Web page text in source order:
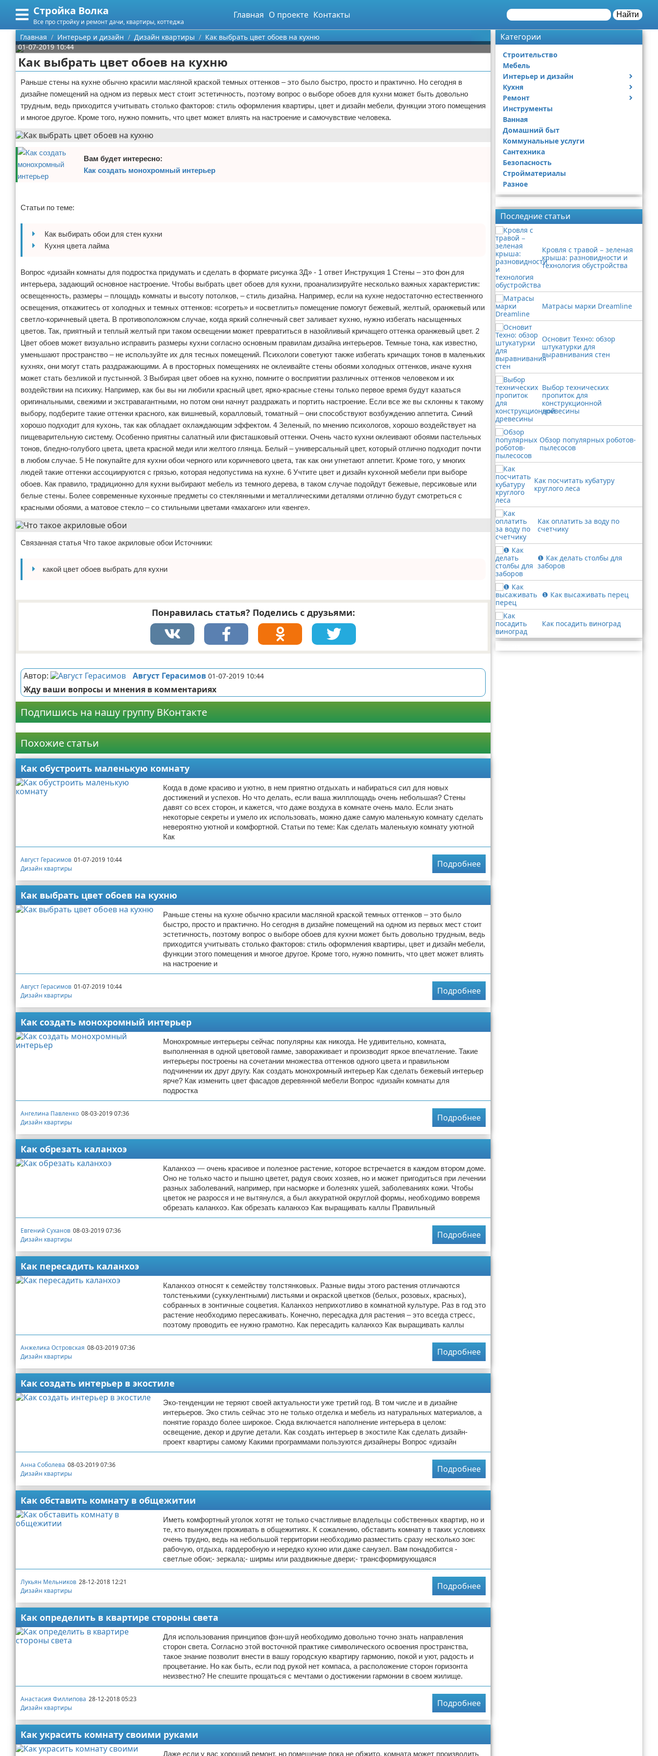
Стройка Волка
Все про стройку и ремонт дачи, квартиры, коттеджа
Главная О проекте Контакты Найти
Меню
Главная
Категории
Строительство
Мебель
Интерьер и дизайн
Дизайн квартиры
Посуда
Ремонт
Ремонт квартиры
Ванная
Домашний быт
Коммунальные услуги
Сантехника
Безопасность
Стройматериалы
Разное
Поиск
О проекте
Контакты
Размещение рекламы
Условия предоставления информации
Отказ от ответственности
Главная Интерьер и дизайн Дизайн квартиры
Как выбрать цвет обоев на кухню
01-07-2019 10:44
Как выбрать цвет обоев на кухню
Раньше стены на кухне обычно красили масляной краской темных оттенков – это было быстро, просто и практично. Но сегодня в
дизайне помещений на одном из первых мест стоит эстетичность, поэтому вопрос о выборе обоев для кухни может быть довольно
трудным, ведь приходится учитывать столько факторов: стиль оформления квартиры, цвет и дизайн мебели, функции этого помещения
и многое другое. Кроме того, нужно помнить, что цвет может влиять на настроение и самочувствие человека.
Вам будет интересно:
Как создать монохромный интерьер
Статьи по теме:
Как выбирать обои для стен кухни
Кухня цвета лайма
Вопрос «дизайн комнаты для подростка придумать и сделать в формате рисунка 3Д» - 1 ответ Инструкция 1 Стены – это фон для
интерьера, задающий основное настроение. Чтобы выбрать цвет обоев для кухни, проанализируйте несколько важных характеристик:
освещенность, размеры – площадь комнаты и высоту потолков, – стиль дизайна. Например, если на кухне недостаточно естественного
освещения, откажитесь от холодных и темных оттенков: «согреть» и «осветлить» помещение помогут бежевый, желтый, оранжевый или
светло-коричневый цвета. В противоположном случае, когда яркий солнечный свет заливает кухню, нужно избегать насыщенных
цветов. Так, приятный и теплый желтый при таком освещении может превратиться в назойливый кричащего оттенка оранжевый цвет. 2
Цвет обоев может визуально исправить размеры кухни согласно основным правилам дизайна интерьеров. Темные тона, как известно,
уменьшают пространство – не используйте их для тесных помещений. Психологи советуют также избегать кричащих тонов в маленьких
кухнях, они могут стать раздражающими. А в просторных помещениях не оклеивайте стены обоями холодных оттенков, иначе кухня
может стать безликой и пустынной. 3 Выбирая цвет обоев на кухню, помните о восприятии различных оттенков человеком и их
воздействии на психику. Например, как бы вы ни любили красный цвет, ярко-красные стены только первое время будут казаться
оригинальными, свежими и экстравагантными, но потом они начнут раздражать и портить настроение. Если все же вы склонны к такому
выбору, подберите такие оттенки красного, как вишневый, коралловый, томатный – они способствуют возбуждению аппетита. Синий
хорошо подходит для кухонь, так как обладает охлаждающим эффектом. 4 Зеленый, по мнению психологов, хорошо воздействует на
пищеварительную систему. Особенно приятны салатный или фисташковый оттенки. Очень часто кухни оклеивают обоями пастельных
тонов, бледно-голубого цвета, цвета красной меди или желтого глянца. Белый – универсальный цвет, который отлично подходит почти
в любом случае. 5 Не покупайте для кухни обои черного или коричневого цвета, так как они угнетают аппетит. Кроме того, у многих
людей такие оттенки ассоциируются с грязью, которая недопустима на кухне. 6 Учтите цвет и дизайн кухонной мебели при выборе
обоев. Как правило, традиционно для кухни выбирают мебель из темного дерева, в таком случае подойдут бежевые, персиковые или
белые стены. Более современные кухонные предметы со стеклянными и металлическими деталями отлично будут смотреться с
красными обоями, а матовое стекло – со стильными цветами «махагон» или «венге».
Связанная статья Что такое акриловые обои Источники:
какой цвет обоев выбрать для кухни
Понравилась статья? Поделись с друзьями:
Автор: Август Герасимов 01-07-2019 10:44
Жду ваши вопросы и мнения в комментариях
Подпишись на нашу группу ВКонтакте
Похожие статьи
Как обустроить маленькую комнату
Когда в доме красиво и уютно, в нем приятно отдыхать и набираться сил для новых
достижений и успехов. Но что делать, если ваша жилплощадь очень небольшая? Стены
давят со всех сторон, и кажется, что даже воздуха в комнате очень мало. Если знать
некоторые секреты и умело их использовать, можно даже самую маленькую комнату сделать
невероятно уютной и комфортной. Статьи по теме: Как сделать маленькую комнату уютной
Как
Август Герасимов 01-07-2019 10:44
Дизайн квартиры
Подробнее
Как выбрать цвет обоев на кухню
Раньше стены на кухне обычно красили масляной краской темных оттенков – это было
быстро, просто и практично. Но сегодня в дизайне помещений на одном из первых мест стоит
эстетичность, поэтому вопрос о выборе обоев для кухни может быть довольно трудным, ведь
приходится учитывать столько факторов: стиль оформления квартиры, цвет и дизайн мебели,
функции этого помещения и многое другое. Кроме того, нужно помнить, что цвет может влиять
на настроение и
Август Герасимов 01-07-2019 10:44
Дизайн квартиры
Подробнее
Как создать монохромный интерьер
Монохромные интерьеры сейчас популярны как никогда. Не удивительно, комната,
выполненная в одной цветовой гамме, завораживает и производит яркое впечатление. Такие
интерьеры построены на сочетании множества оттенков одного цвета и правильном
подчинении их друг другу. Как создать монохромный интерьер Как сделать бежевый интерьер
ярче? Как изменить цвет фасадов деревянной мебели Вопрос «дизайн комнаты для
подростка
Ангелина Павленко 08-03-2019 07:36
Дизайн квартиры
Подробнее
Как обрезать каланхоэ
Каланхоэ — очень красивое и полезное растение, которое встречается в каждом втором доме.
Оно не только часто и пышно цветет, радуя своих хозяев, но и может пригодиться при лечении
разных заболеваний, например, при насморке и болезнях ушей, заболеваниях кожи. Чтобы
цветок не разросся и не вытянулся, а был аккуратной округлой формы, необходимо вовремя
обрезать каланхоэ. Как обрезать каланхоэ Как выращивать каллы Правильный
Евгений Суханов 08-03-2019 07:36
Дизайн квартиры
Подробнее
Как пересадить каланхоэ
Каланхоэ относят к семейству толстянковых. Разные виды этого растения отличаются
толстенькими (суккулентными) листьями и окраской цветков (белых, розовых, красных),
собранных в зонтичные соцветия. Каланхоэ неприхотливо в комнатной культуре. Раз в год это
растение необходимо пересаживать. Конечно, пересадка для растения – это всегда стресс,
поэтому проводить ее нужно грамотно. Как пересадить каланхоэ Как выращивать каллы
Анжелика Островская 08-03-2019 07:36
Дизайн квартиры
Подробнее
Как создать интерьер в экостиле
Эко-тенденции не теряют своей актуальности уже третий год. В том числе и в дизайне
интерьеров. Эко стиль сейчас это не только отделка и мебель из натуральных материалов, а
понятие гораздо более широкое. Сюда включается наполнение интерьера в целом:
освещение, декор и другие детали. Как создать интерьер в экостиле Как сделать дизайн-
проект квартиры самому Какими программами пользуются дизайнеры Вопрос «дизайн
Анна Соболева 08-03-2019 07:36
Дизайн квартиры
Подробнее
Как обставить комнату в общежитии
Иметь комфортный уголок хотят не только счастливые владельцы собственных квартир, но и
те, кто вынужден проживать в общежитиях. К сожалению, обставить комнату в таких условиях
очень трудно, ведь на небольшой территории необходимо разместить сразу несколько зон:
рабочую, отдыха, гардеробную и нередко кухню или даже санузел. Вам понадобится -
светлые обои;- зеркала;- ширмы или раздвижные двери;- трансформирующаяся
Лукьян Мельников 28-12-2018 12:21
Дизайн квартиры
Подробнее
Как определить в квартире стороны света
Для использования принципов фэн-шуй необходимо довольно точно знать направления
сторон света. Согласно этой восточной практике символического освоения пространства,
такое знание позволит внести в вашу городскую квартиру гармонию, покой и уют, радость и
процветание. Но как быть, если под рукой нет компаса, а расположение сторон горизонта
неизвестно? Не спешите прощаться с мечтами о достижении гармонии в своем жилище.
Анастасия Филлипова 28-12-2018 05:23
Дизайн квартиры
Подробнее
Как украсить комнату своими руками
Даже если у вас хороший ремонт, но помещение пока не обжито, комната может производить
Категории
Строительство
Мебель
Интерьер и дизайн
Дизайн дачи
Дизайн квартиры
Кухня
Посуда
Ремонт
Ремонт дачи
Ремонт квартиры
Инструменты
Ванная
Домашний быт
Коммунальные услуги
Сантехника
Безопасность
Стройматериалы
Разное
Последние статьи
Кровля с травой − зеленая
крыша: разновидности и
технология обустройства
Матрасы марки Dreamline
Основит Техно: обзор
штукатурки для
выравнивания стен
Выбор технических
пропиток для
конструкционной
древесины
Обзор популярных роботов-
пылесосов
Как посчитать кубатуру
круглого леса
Как оплатить за воду по
счетчику
❶ Как делать столбы для
заборов
❶ Как высаживать перец
Как посадить виноград